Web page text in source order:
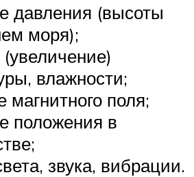
давления (высоты
моря);
влажности;
магнитного поля;
положения в
звука, вибрации.